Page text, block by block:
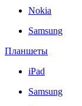
Nokia
Samsung
Планшеты
iPad
Samsung